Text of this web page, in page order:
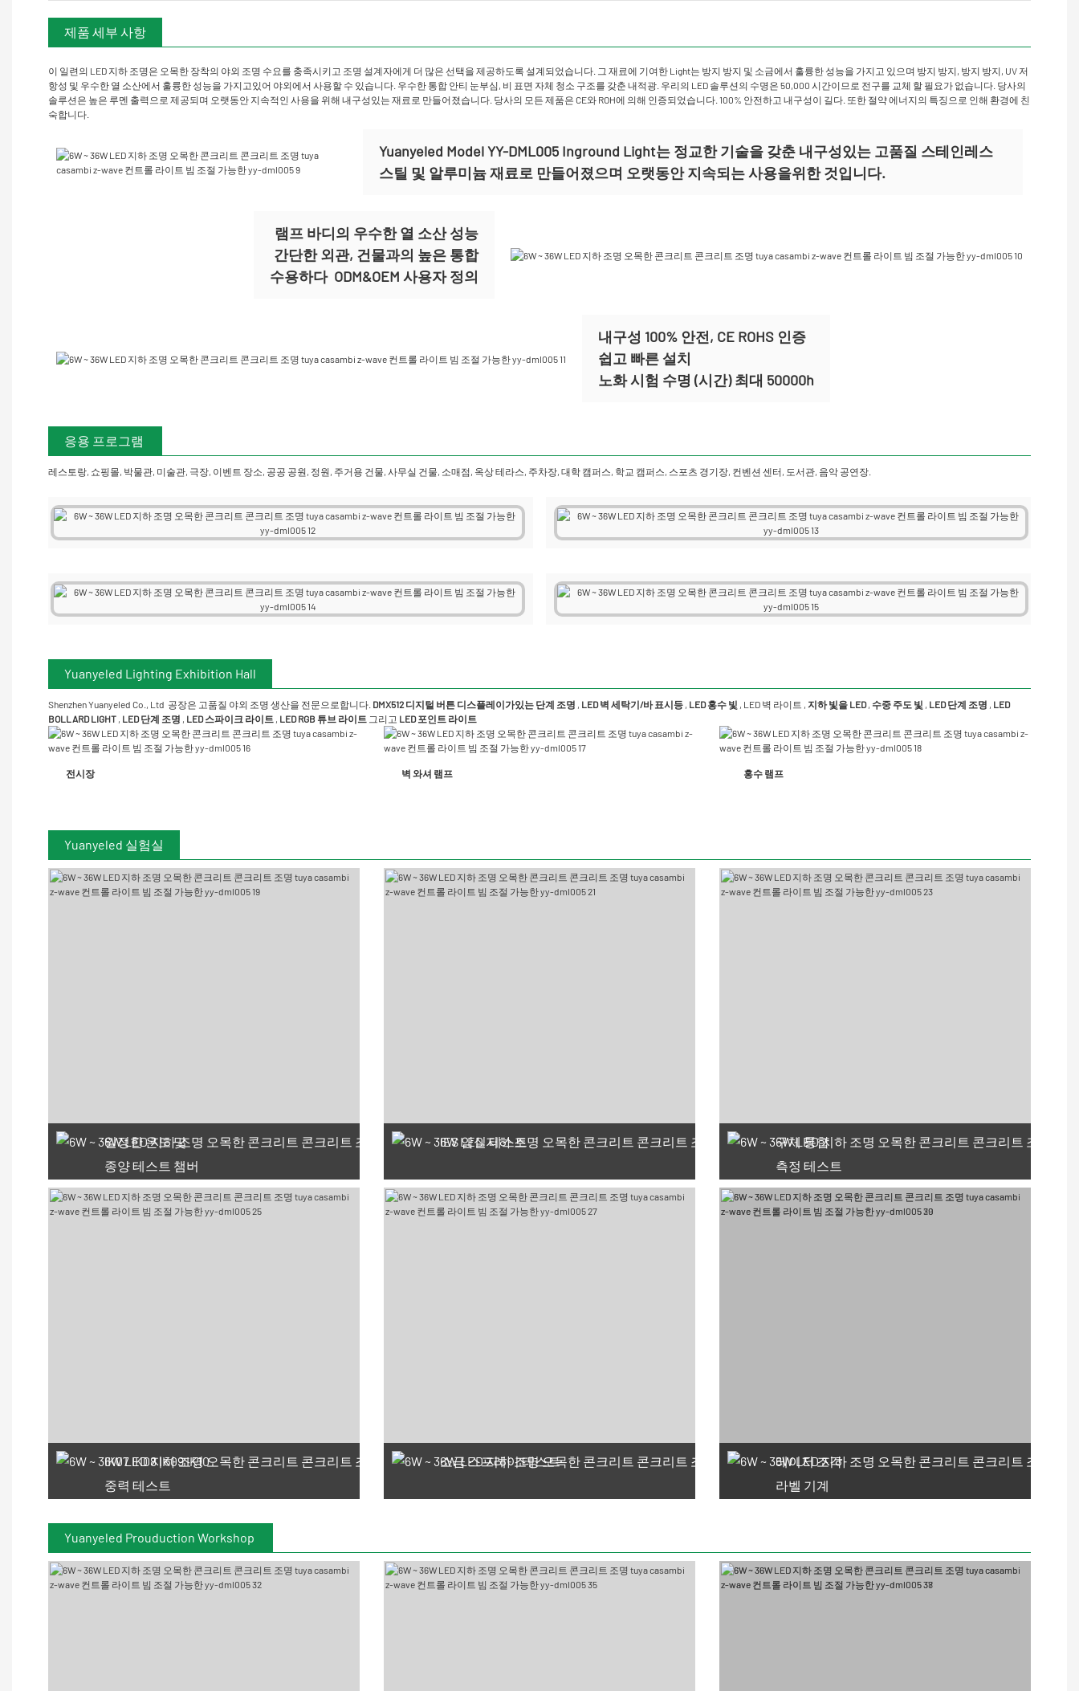
제품 세부 사항
Customizaion 레이저 조각
이 일련의 LED 지하 조명은 오목한 장착의 야외 조명 수요를 충족시키고 조명 설계자에게 더 많은 선택을 제공하도록 설계되었습니다. 그 재료에 기여한 Light는 방지 방지 및 소금에서 훌륭한 성능을 가지고 있으며 방지 방지, 방지 방지, UV 저
항성 및 우수한 열 소산에서 훌륭한 성능을 가지고있어 야외에서 사용할 수 있습니다. 우수한 통합 안티 눈부심, 비 표면 자체 청소 구조를 갖춘 내적광. 우리의 LED 솔루션의 수명은 50,000 시간이므로 전구를 교체 할 필요가 없습니다. 당사의
솔루션은 높은 루멘 출력으로 제공되며 오랫동안 지속적인 사용을 위해 내구성있는 재료로 만들어졌습니다. 당사의 모든 제품은 CE와 ROH에 의해 인증되었습니다. 100% 안전하고 내구성이 길다. 또한 절약 에너지의 특징으로 인해 환경에 친
숙합니다.
Yuanyeled Model YY-DML005 Inground Light는 정교한 기술을 갖춘 내구성있는 고품질 스테인레스
스틸 및 알루미늄 재료로 만들어졌으며 오랫동안 지속되는 사용을위한 것입니다.
램프 바디의 우수한 열 소산 성능
간단한 외관, 건물과의 높은 통합
수용하다 ODM&OEM 사용자 정의
내구성 100% 안전, CE ROHS 인증
쉽고 빠른 설치
노화 시험 수명 (시간) 최대 50000h
응용 프로그램
레스토랑, 쇼핑몰, 박물관, 미술관, 극장, 이벤트 장소, 공공 공원, 정원, 주거용 건물, 사무실 건물, 소매점, 옥상 테라스, 주차장, 대학 캠퍼스, 학교 캠퍼스, 스포츠 경기장, 컨벤션 센터, 도서관, 음악 공연장.
Yuanyeled Lighting Exhibition Hall
Shenzhen Yuanyeled Co., Ltd 공장은 고품질 야외 조명 생산을 전문으로합니다. DMX512 디지털 버튼 디스플레이가있는 단계 조명 LED 벽 세탁기/바 표시등 LED 홍수 빛 LED 벽 라이트 지하 빛을 LED 수중 주도 빛 LED 단계 조명
LED
BOLLARD LIGHT LED 단계 조명 LED 스파이크 라이트 LED RGB 튜브 라이트 그리고 LED 포인트 라이트
전시장 벽 와셔 램프 홍수 램프
Yuanyeled 실험실
일정한 온도 및
종양 테스트 챔버
IES 암실 테스트
구체 통합
측정 테스트
66 사용 가능한 쿠폰
IK07 IK08 IK09 IK10
중력 테스트
소금 스프레이 테스트
레이저 조각
라벨 기계
Yuanyeled Prouduction Workshop